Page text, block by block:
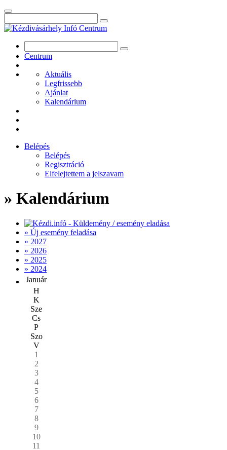
Centrum
Aktuális
Legfrissebb
Ajánlat
Kalendárium
Belépés
Belépés
Regisztráció
Elfelejtettem a jelszavam
» Kalendárium
» Új esemény feladása
» 2027
» 2026
» 2025
» 2024
Január
H
K
Sze
Cs
P
Szo
V
1
2
3
4
5
6
7
8
9
10
11